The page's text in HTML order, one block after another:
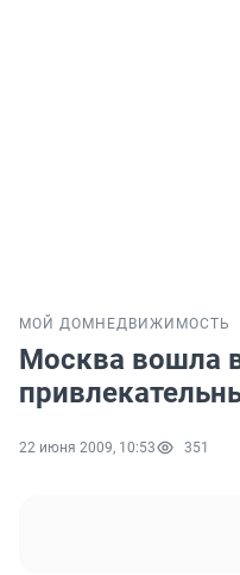
МОЙ ДОМ НЕДВИЖИМОСТЬ
Москва вошла
22 июня 2009, 10:53 351